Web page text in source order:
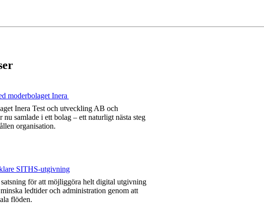
moderbolaget Inera
Inera Test och utveckling AB och
samlade i ett bolag – ett naturligt nästa steg
organisation.
SITHS‑utgivning
för att möjliggöra helt digital utgivning
ledtider och administration genom att
flöden.